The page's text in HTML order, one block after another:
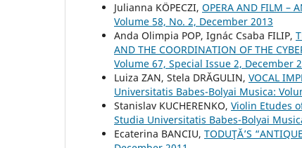
Julianna KÖPECZI, OPERA AND FILM –
Volume 58, No. 2, December 2013
Anda Olimpia POP, Ignác Csaba FILIP,
AND THE COORDINATION OF THE
Volume 67, Special Issue 2, December
Luiza ZAN, Stela DRĂGULIN, VOCAL
Universitatis Babes-Bolyai Musica:
Stanislav KUCHERENKO, Violin Etudes
Studia Universitatis Babes-Bolyai
Ecaterina BANCIU, TODUŢĂ’S